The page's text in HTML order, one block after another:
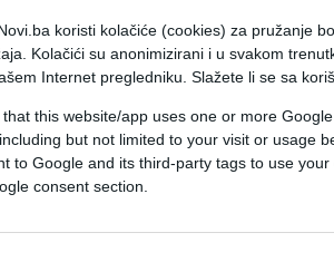
koristi kolačiće (cookies) za pružanje
Kolačići su anonimizirani i u svakom
Internet pregledniku. Slažete li se sa
that this website/app uses one or more
but not limited to your visit or usage
to Google and its third-party tags to use
consent section.